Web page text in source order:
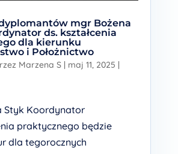
mgr Bożena
ds. kształcenia
dla kierunku
i Położnictwo
Marzena S| maj 11, 2025 |
Styk Koordynator
praktycznego będzie
dla tegorocznych